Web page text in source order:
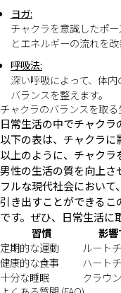
ヨガ:
チャクラを意識したポ
とエネルギーの流れを改
呼吸法:
深い呼吸によって、体
バランスを整えます。
チャクラのバランスを取
日常生活の中でチャクラ
以下の表は、チャクラに
以上のように、チャクラ
男性の生活の質を向上さ
フルな現代社会におい
引き出すことができるこ
です。ぜひ、日常生活に
習慣
影響
定期的な運動
ルート
健康的な食事
ハート
十分な睡眠
クラウ